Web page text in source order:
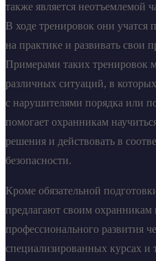
также является неотъемлемой
В ходе тренировок они учатся
на практике и развивать свои
Примерами таких тренировок
различных ситуаций, в
с нарушителями порядка или
помогает охранникам
решения и действовать в
безопасности.
Кроме обязательной
предлагают своим охранникам
профессионального развития
специализированных курсах и